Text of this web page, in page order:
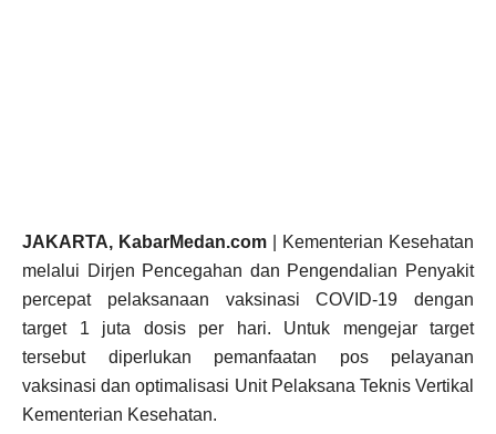
JAKARTA, KabarMedan.com | Kementerian Kesehatan
melalui Dirjen Pencegahan dan Pengendalian Penyakit
percepat pelaksanaan vaksinasi COVID-19 dengan
target 1 juta dosis per hari. Untuk mengejar target
tersebut diperlukan pemanfaatan pos pelayanan
vaksinasi dan optimalisasi Unit Pelaksana Teknis Vertikal
Kementerian Kesehatan.